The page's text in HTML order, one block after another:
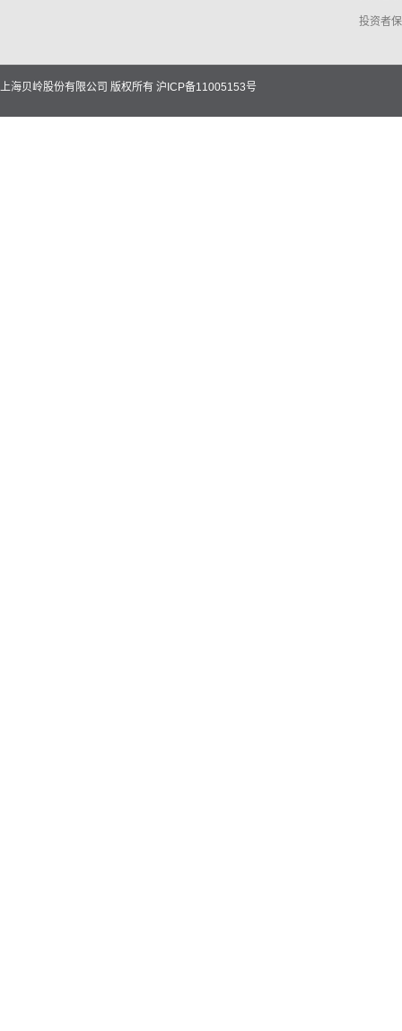
投资者
上海贝岭股份有限公司 版权所有 沪ICP备11005153号